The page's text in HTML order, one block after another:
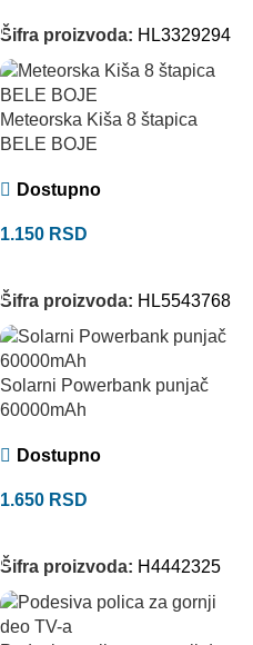
Šifra proizvoda: HL3329294
Meteorska Kiša 8 štapica
BELE BOJE
Dostupno
1.150 RSD
Šifra proizvoda: HL5543768
Solarni Powerbank punjač
60000mAh
Dostupno
1.650 RSD
Šifra proizvoda: H4442325